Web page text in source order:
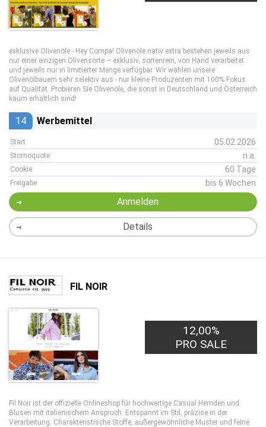
exklusive Olivenöle - Hey Compa! Olivenöle nativ extra bestehen jeweils aus
nur einer einzigen Olivensorte – exklusiv, sortenrein, von Hand verarbeitet
und jeweils nur in limitierter Menge verfügbar. Wir wählen unsere
Olivenölbauern sehr selektiv aus - nur kleine Produzenten mit 100% Fokus
auf Qualität. Probieren Sie Olivenöle, die sonst in Deutschland und Österreich
kaum erhältlich sind!
14 Werbemittel
Start 05.02.2026
Stornoquote n.a.
Cookie 60 Tage
Freigabe bis 6 Wochen
Anmelden
Details
FIL NOIR
12,00%
PRO SALE
Fil Noir ist der offizielle Onlineshop für hochwertige Casual Hemden und
Blusen mit italienischem Anspruch. Entspannt im Stil, präzise in der
Verarbeitung. Charakteristische Stoffe, außergewöhnliche Muster und feine